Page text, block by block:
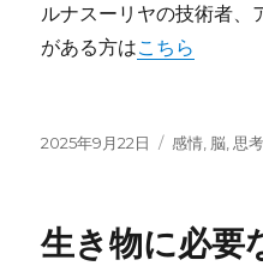
ルナスーリヤの技術者、
がある方はこちら
投
2025年9月22日
カ
ー
感情 脳 思考
生き物に必要